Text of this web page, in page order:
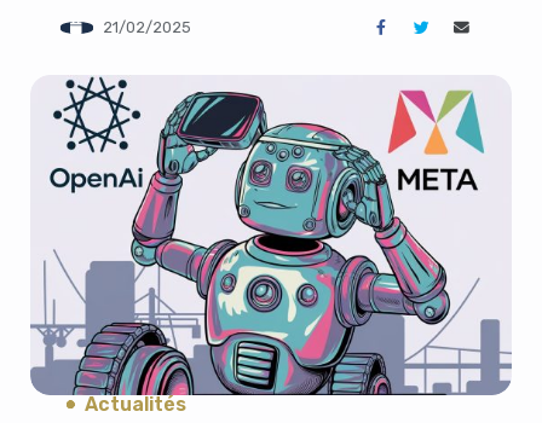
qualifiant ces départs de “faibles performances”, une
valises en Inde, et […]
21/02/2025
Actualités